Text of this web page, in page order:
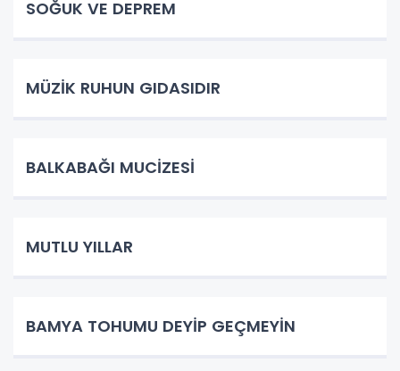
SOĞUK VE DEPREM
MÜZİK RUHUN GIDASIDIR
BALKABAĞI MUCİZESİ
MUTLU YILLAR
BAMYA TOHUMU DEYİP GEÇMEYİN